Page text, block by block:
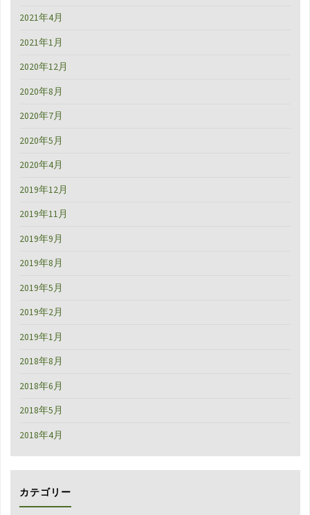
2021年4月
2021年1月
2020年12月
2020年8月
2020年7月
2020年5月
2020年4月
2019年12月
2019年11月
2019年9月
2019年8月
2019年5月
2019年2月
2019年1月
2018年8月
2018年6月
2018年5月
2018年4月
カテゴリー